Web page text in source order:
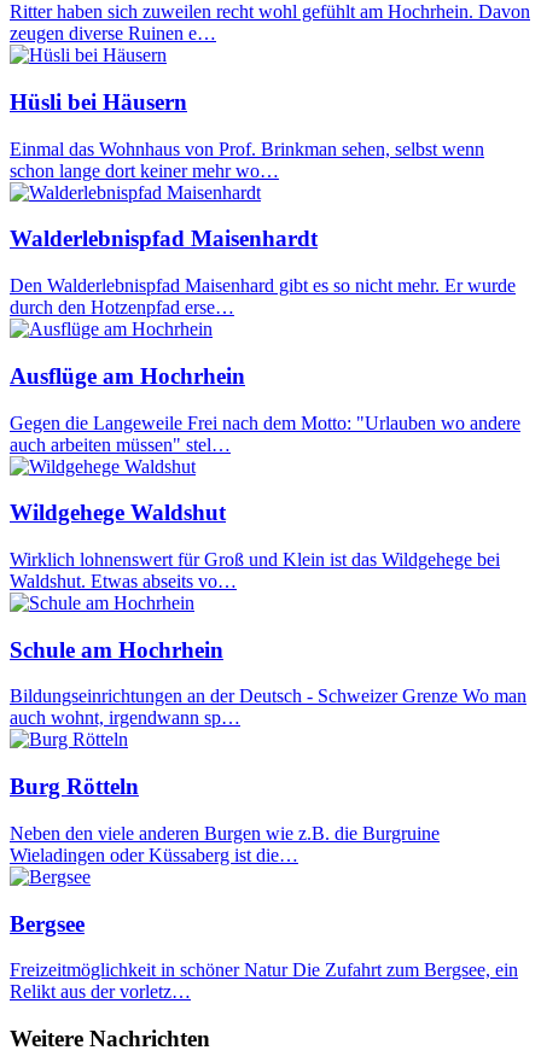
Ritter haben sich zuweilen recht wohl gefühlt am Hochrhein. Davon
zeugen diverse Ruinen e…
Hüsli bei Häusern
Einmal das Wohnhaus von Prof. Brinkman sehen, selbst wenn
schon lange dort keiner mehr wo…
Walderlebnispfad Maisenhardt
Den Walderlebnispfad Maisenhard gibt es so nicht mehr. Er wurde
durch den Hotzenpfad erse…
Ausflüge am Hochrhein
Gegen die Langeweile Frei nach dem Motto: "Urlauben wo andere
auch arbeiten müssen" stel…
Wildgehege Waldshut
Wirklich lohnenswert für Groß und Klein ist das Wildgehege bei
Waldshut. Etwas abseits vo…
Schule am Hochrhein
Bildungseinrichtungen an der Deutsch - Schweizer Grenze Wo man
auch wohnt, irgendwann sp…
Burg Rötteln
Neben den viele anderen Burgen wie z.B. die Burgruine
Wieladingen oder Küssaberg ist die…
Bergsee
Freizeitmöglichkeit in schöner Natur Die Zufahrt zum Bergsee, ein
Relikt aus der vorletz…
Weitere Nachrichten